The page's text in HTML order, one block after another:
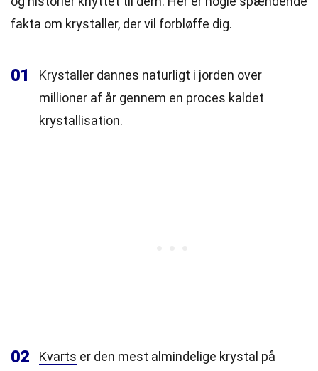
fakta om krystaller, der vil forbløffe dig.
01
Krystaller dannes naturligt i jorden over
millioner af år gennem en proces kaldet
krystallisation.
02 Kvarts er den mest almindelige krystal på